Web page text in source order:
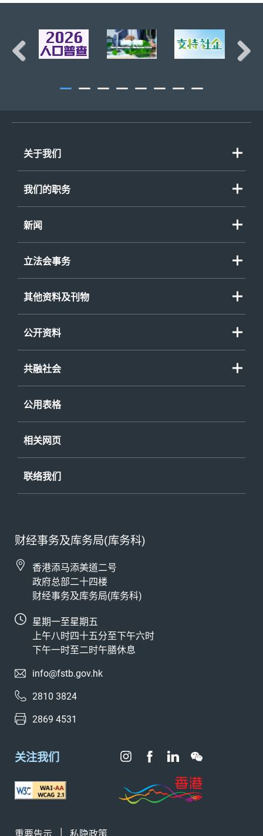
页首
关于我们
我们的职务
新闻
立法会事务
其他资料及刊物
公开资料
共融社会
公用表格
相关网页
联络我们
财经事务及库务局(库务科)
香港添马添美道二号
政府总部二十四楼
财经事务及库务局(库务科)
星期一至星期五
上午八时四十五分至下午六时
下午一时至二时午膳休息
info@fstb.gov.hk
2810 3824
2869 4531
关注我们
重要告示 私隐政策